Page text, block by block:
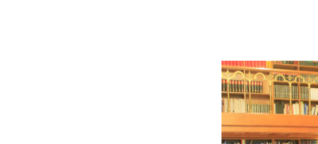
Jasa
Penulisan
Biografi
TERBAIK